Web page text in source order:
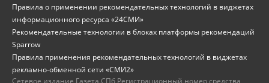
Правила о применении рекомендательных технологий в виджетах
информационного ресурса «24СМИ»
Рекомендательные технологии в блоках платформы рекомендаций
Sparrow
Правила применения рекомендательных технологий в виджетах
рекламно-обменной сети «СМИ2»
Сетевое издание Газета.СПб Регистрационный номер средства